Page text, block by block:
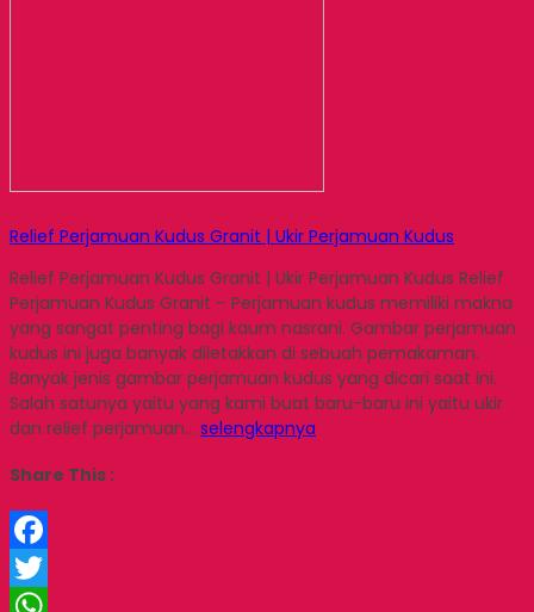
Relief Perjamuan Kudus Granit | Ukir Perjamuan Kudus
Relief Perjamuan Kudus Granit | Ukir Perjamuan Kudus Relief
Perjamuan Kudus Granit – Perjamuan kudus memiliki makna
yang sangat penting bagi kaum nasrani. Gambar perjamuan
kudus ini juga banyak diletakkan di sebuah pemakaman.
Banyak jenis gambar perjamuan kudus yang dicari saat ini.
Salah satunya yaitu yang kami buat baru-baru ini yaitu ukir
dan relief perjamuan… selengkapnya
Share This :
Facebook
Twitter